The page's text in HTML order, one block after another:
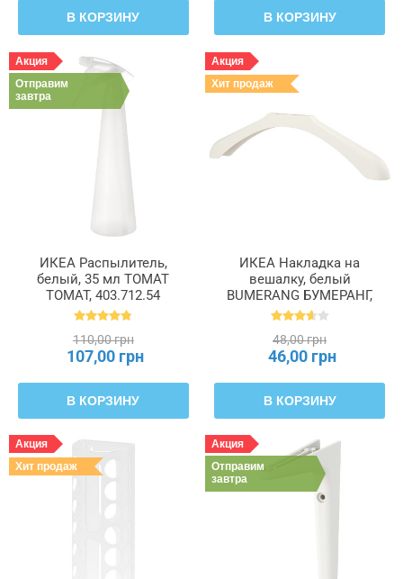
В КОРЗИНУ В КОРЗИНУ
Акция
Отправим
завтра
ИКЕА Распылитель,
белый, 35 мл TOMAT
ТОМАТ, 403.712.54
110,00 грн
107,00 грн
В КОРЗИНУ
Акция
Хит продаж
ИКЕА Накладка на
вешалку, белый
BUMERANG БУМЕРАНГ,
702.932.74
48,00 грн
46,00 грн
В КОРЗИНУ
Акция
Хит продаж
Акция
Отправим
завтра